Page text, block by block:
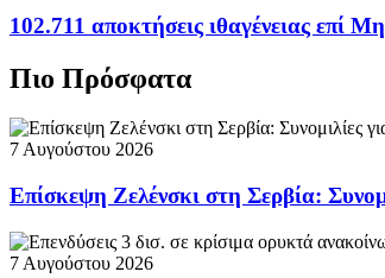
102.711 αποκτήσεις ιθαγένειας επί
Πιο Πρόσφατα
7 Αυγούστου 2026
Επίσκεψη Ζελένσκι στη Σερβία:
7 Αυγούστου 2026